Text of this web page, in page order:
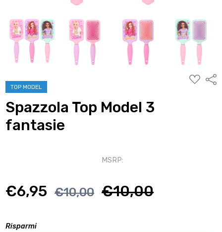
TOP MODEL
ALLA
Spazzola Top Model 3
fantasie
€6,95 €10,00
MSRP:
€10,00
Risparmi